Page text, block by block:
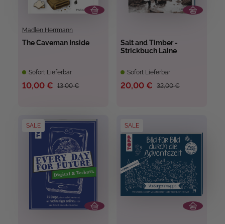
Madlen Herrmann
The Caveman Inside
Sofort Lieferbar
13,00 €
10,00 €
Salt and Timber -
Strickbuch Laine
Sofort Lieferbar
32,00 €
20,00 €
SALE SALE